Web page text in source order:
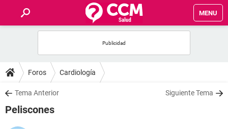
MENU
FORUMS
SALUD
Foros Cardiología
Tema Anterior Siguiente Tema
Peliscones